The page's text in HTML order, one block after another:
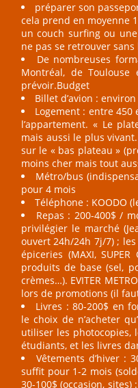
préparer son
cela prend en moyenne
un couch surfing ou
ne pas se retrouver
De nombreuses
Montréal, de Toulouse
prévoir.Budget
Billet d’avion :
Logement : entre
l’appartement. « Le
mais aussi le plus
sur le « bas plateau »
moins cher mais tout
Métro/bus
pour 4 mois
Téléphone : KOODO
Repas : 200-400$ /
privilégier le marché
ouvert 24h/24h 7j/7) ;
épiceries (MAXI,
produits de base (sel,
crèmes…). EVITER
lors de promotions (il
Livres : 80-200$ en
le choix de n’acheter
utiliser les photocopies,
étudiants, et les livres
Vêtements d’hiver :
suffit pour 1-2 mois
30-100$ (occasion,